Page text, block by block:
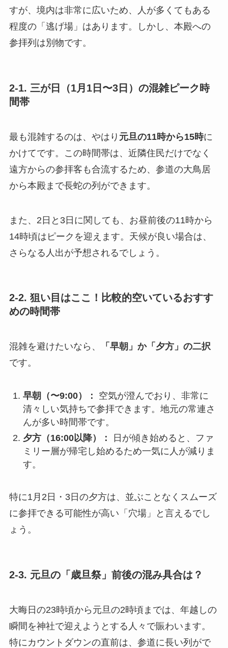
すが、境内は非常に広いため、人が多くてもある
程度の「逃げ場」はあります。しかし、本殿への
参拝列は別物です。
2-1. 三が日（1月1日〜3日）の混雑ピーク時
間帯
最も混雑するのは、やはり 元旦の11時から15時に
かけてです。この時間帯は、近隣住民だけでなく
遠方からの参拝客も合流するため、参道の大鳥居
から本殿まで長蛇の列ができます。
また、2日と3日に関しても、お昼前後の11時から
14時頃はピークを迎えます。天候が良い場合は、
さらなる人出が予想されるでしょう。
2-2. 狙い目はここ！比較的空いているおすす
めの時間帯
混雑を避けたいなら、
「早朝」か「夕方」の二択
です。
早朝（〜9:00）：
空気が澄んでおり、非常に
清々しい気持ちで参拝できます。地元の常連さ
んが多い時間帯です。
夕方（16:00以降）：
日が傾き始めると、ファ
ミリー層が帰宅し始めるため一気に人が減りま
す。
特に1月2日・3日の夕方は、並ぶことなくスムーズ
に参拝できる可能性が高い「穴場」と言えるでし
ょう。
2-3. 元旦の「歳旦祭」前後の混み具合は？
大晦日の23時頃から元旦の2時頃までは、年越しの
瞬間を神社で迎えようとする人々で賑わいます。
特にカウントダウンの直前は、参道に長い列がで